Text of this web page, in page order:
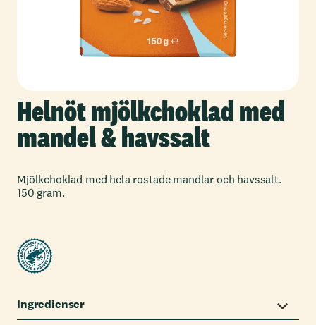
Helnöt mjölkchoklad med
mandel & havssalt
Mjölkchoklad med hela rostade mandlar och havssalt.
150 gram.
Ingredienser